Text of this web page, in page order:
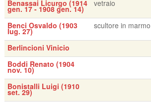
Benassai Licurgo (1914
gen. 17 - 1908 gen. 14)
vetraio
Benci Osvaldo (1903
lug. 27)
scultore in marmo
Berlincioni Vinicio
Boddi Renato (1904
nov. 10)
Bonistalli Luigi (1910
set. 29)